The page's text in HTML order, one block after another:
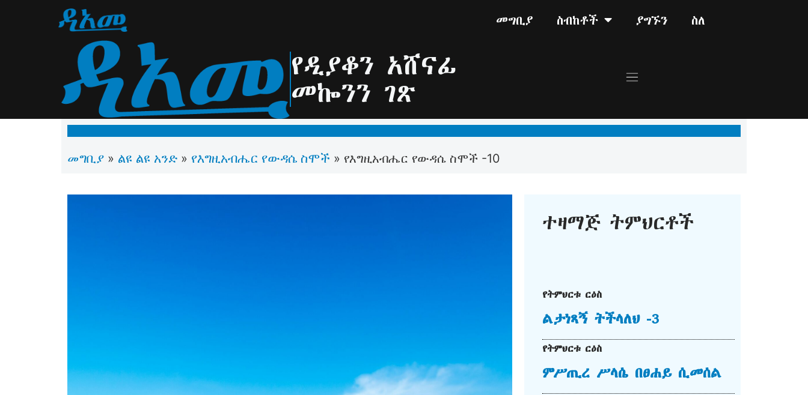
መግቢያ ስብከቶች ያግኙን ስለ
የዲያቆን አሸናፊ
መኰንን ገጽ
መግቢያ » ልዩ ልዩ አንድ » የእግዚአብሔር የውዳሴ ስሞች » የእግዚአብሔር የውዳሴ ስሞች -10
ተዛማጅ ትምህርቶች
የትምህርቱ ርዕስ
ልታነጻኝ ትችላለህ -3
የትምህርቱ ርዕስ
ምሥጢረ ሥላሴ በፀሐይ ሲመሰል